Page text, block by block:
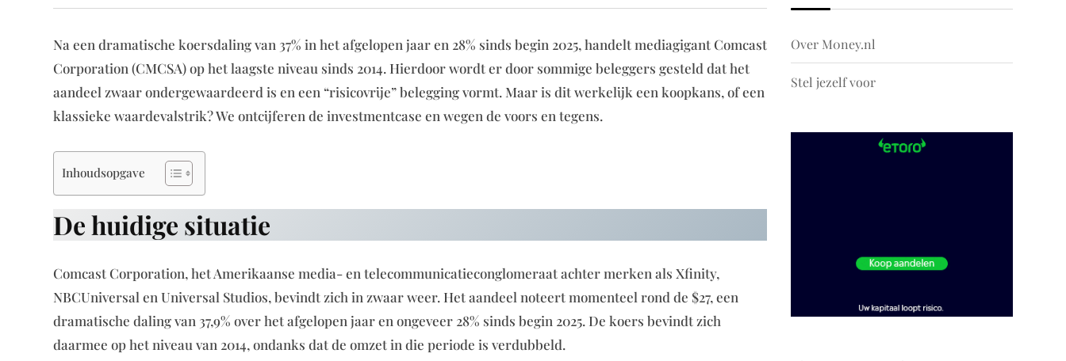
Na een dramatische koersdaling van 37% in het afgelopen jaar en 28% sinds begin 2025, handelt mediagigant Comcast
Corporation (CMCSA) op het laagste niveau sinds 2014. Hierdoor wordt er door sommige beleggers gesteld dat het
aandeel zwaar ondergewaardeerd is en een “risicovrije” belegging vormt. Maar is dit werkelijk een koopkans, of een
klassieke waardevalstrik? We ontcijferen de investmentcase en wegen de voors en tegens.
Inhoudsopgave
De huidige situatie
Comcast Corporation, het Amerikaanse media- en telecommunicatieconglomeraat achter merken als Xfinity,
NBCUniversal en Universal Studios, bevindt zich in zwaar weer. Het aandeel noteert momenteel rond de $27, een
dramatische daling van 37,9% over het afgelopen jaar en ongeveer 28% sinds begin 2025. De koers bevindt zich
daarmee op het niveau van 2014, ondanks dat de omzet in die periode is verdubbeld.
Over M0ney.nl
Stel jezelf voor